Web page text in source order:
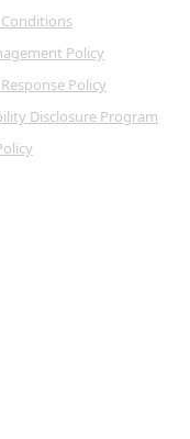
Policy
Policy
Disclosure Program